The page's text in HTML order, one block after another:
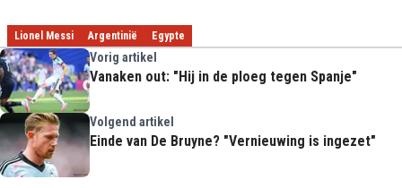
Lionel Messi Argentinië Egypte
Vorig artikel
Vanaken out: "Hij in de ploeg tegen Spanje"
Volgend artikel
Einde van De Bruyne? "Vernieuwing is ingezet"